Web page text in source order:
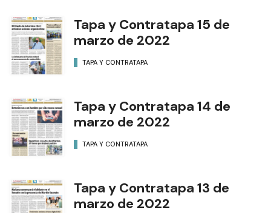
Tapa y Contratapa 15 de
marzo de 2022
TAPA Y CONTRATAPA
Tapa y Contratapa 14 de
marzo de 2022
TAPA Y CONTRATAPA
Tapa y Contratapa 13 de
marzo de 2022